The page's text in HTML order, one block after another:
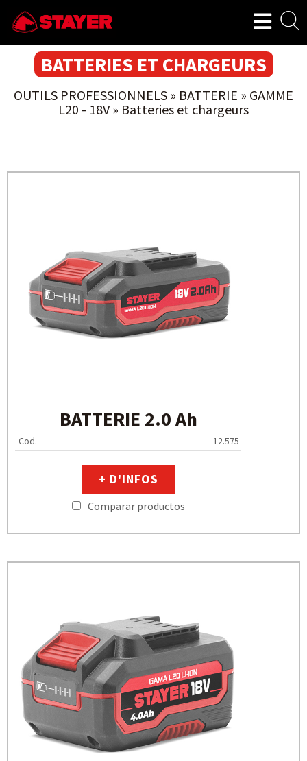
BATTERIES ET CHARGEURS
OUTILS PROFESSIONNELS » BATTERIE » GAMME
L20 - 18V» Batteries et chargeurs
BATTERIE 2.0 Ah
Cod. 12.575
+ D'INFOS
Comparar productos